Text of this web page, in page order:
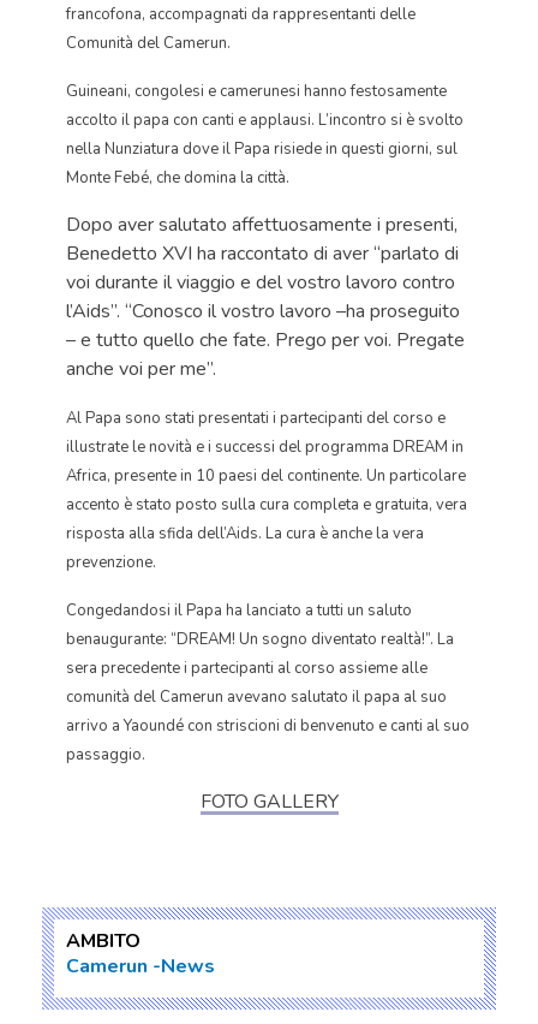
francofona, accompagnati da rappresentanti delle
Comunità del Camerun.
Guineani, congolesi e camerunesi hanno festosamente
accolto il papa con canti e applausi. L’incontro si è svolto
nella Nunziatura dove il Papa risiede in questi giorni, sul
Monte Febé, che domina la città.
Dopo aver salutato affettuosamente i presenti,
Benedetto XVI ha raccontato di aver “parlato di
voi durante il viaggio e del vostro lavoro contro
l’Aids”. “Conosco il vostro lavoro –ha proseguito
– e tutto quello che fate. Prego per voi. Pregate
anche voi per me”.
Al Papa sono stati presentati i partecipanti del corso e
illustrate le novità e i successi del programma DREAM in
Africa, presente in 10 paesi del continente. Un particolare
accento è stato posto sulla cura completa e gratuita, vera
risposta alla sfida dell’Aids. La cura è anche la vera
prevenzione.
Congedandosi il Papa ha lanciato a tutti un saluto
benaugurante: “DREAM! Un sogno diventato realtà!”. La
sera precedente i partecipanti al corso assieme alle
comunità del Camerun avevano salutato il papa al suo
arrivo a Yaoundé con striscioni di benvenuto e canti al suo
passaggio.
FOTO GALLERY
AMBITO
Camerun News